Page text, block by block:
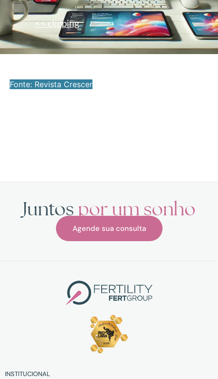
<< clipping
Fonte: Revista Crescer
Juntos por um sonho
Agende sua consulta
INSTITUCIONAL